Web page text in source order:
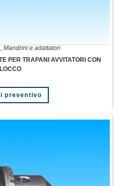
Mandrini e adattatori
PER TRAPANI AVVITATORI CON
preventivo